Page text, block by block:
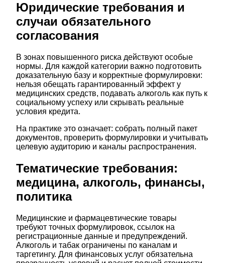
Юридические требования и
случаи обязательного
согласования
В зонах повышенного риска действуют особые
нормы. Для каждой категории важно подготовить
доказательную базу и корректные формулировки:
нельзя обещать гарантированный эффект у
медицинских средств, подавать алкоголь как путь к
социальному успеху или скрывать реальные
условия кредита.
На практике это означает: собрать полный пакет
документов, проверить формулировки и учитывать
целевую аудиторию и каналы распространения.
Тематические требования:
медицина, алкоголь, финансы,
политика
Медицинские и фармацевтические товары
требуют точных формулировок, ссылок на
регистрационные данные и предупреждений.
Алкоголь и табак ограничены по каналам и
таргетингу. Для финансовых услуг обязательна